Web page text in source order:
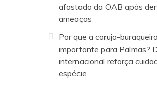
afastado da OAB após
ameaças
Por que a coruja-
importante para Palmas?
internacional reforça
espécie